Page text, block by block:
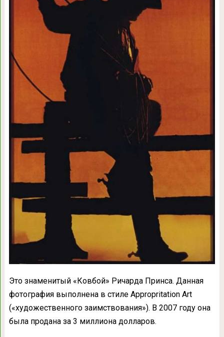
Это знаменитый «Ковбой» Ричарда Принса. Данная
фотография выполнена в стиле Appropritation Art
(«художественного заимствования»). В 2007 году она
была продана за 3 миллиона долларов.